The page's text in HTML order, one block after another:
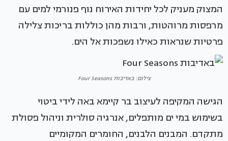
המצוק מעניק לכל יחידות האירוח נוף פנורמי למים עם
מרפסות מרוהטות, ורבות מהן כוללות בריכות צלילה
פרטיות שנראות כאילו נשפכות אל הים.
צילום: באדיבות Four Seasons
הגישה המקיפה לעיצוב בר קיימא באה לידי ביטוי
בשימוש במי ים מותפלים, אנרגיה סולרית וניהול פסולת
מתקדם. המבנים הלבנים, החומרים המקומיים